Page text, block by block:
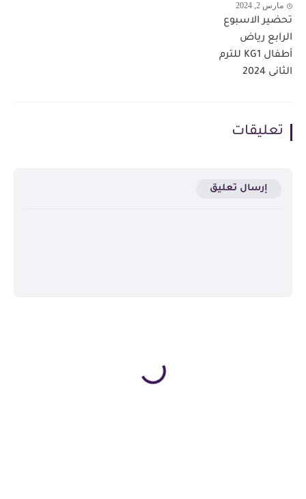
مارس 2, 2024
تحضير الاسبوع
الرابع رياض
أطفال KG1 للترم
الثانى 2024
تعليقات
إرسال تعليق